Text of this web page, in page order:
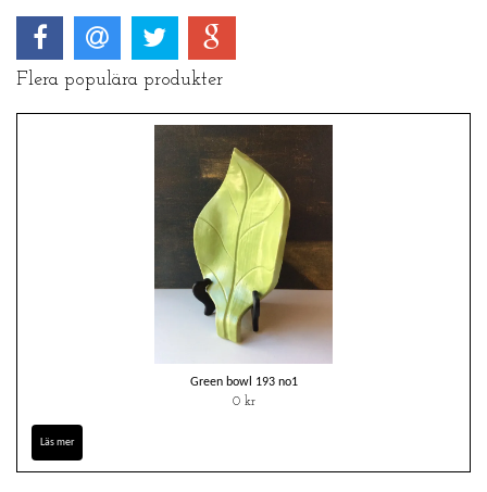
Flera populära produkter
Green bowl 193 no1
0 kr
Läs mer